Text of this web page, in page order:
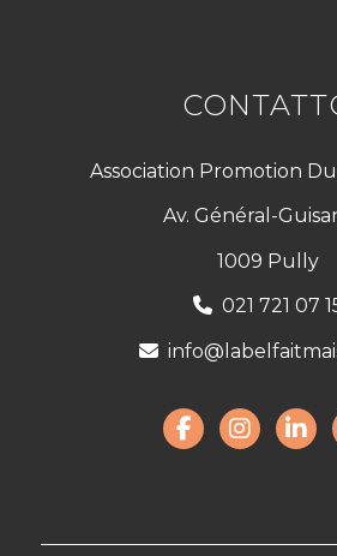
Association Promotion
Av. Général-
1009 Pully
021 721 07